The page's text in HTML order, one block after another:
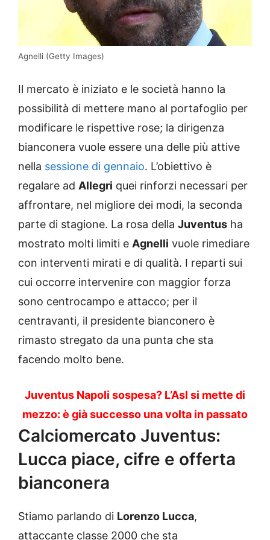
Agnelli (Getty Images)
Il mercato è iniziato e le società hanno la
possibilità di mettere mano al portafoglio per
modificare le rispettive rose; la dirigenza
bianconera vuole essere una delle più attive
nella sessione di gennaio. L’obiettivo è
regalare ad Allegri quei rinforzi necessari per
affrontare, nel migliore dei modi, la seconda
parte di stagione. La rosa della Juventus ha
mostrato molti limiti e Agnelli vuole rimediare
con interventi mirati e di qualità. I reparti sui
cui occorre intervenire con maggior forza
sono centrocampo e attacco; per il
centravanti, il presidente bianconero è
rimasto stregato da una punta che sta
facendo molto bene.
Juventus Napoli sospesa? L’Asl si mette di
mezzo: è già successo una volta in passato
Calciomercato Juventus:
Lucca piace, cifre e offerta
bianconera
Stiamo parlando di Lorenzo Lucca,
attaccante classe 2000 che sta